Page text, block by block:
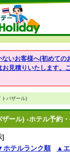
いお客様へ(初めての
見積りいたします。
トバザール)
ザール) -ホテル予約
]
ホテルランク順 ▲エ